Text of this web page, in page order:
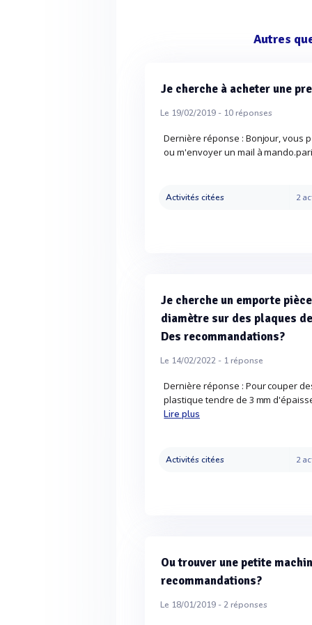
Autres
Je cherche à acheter une
Le 19/02/2019 - 10réponses
Dernière réponse : Bonjour, vous
ou m'envoyer un mail à
Activités citées 2
Je cherche un emporte
diamètre sur des plaques
Des recommandations?
Le 14/02/2022 - 1réponse
Dernière réponse : Pour couper
plastique tendre de 3 mm
Lire plus
Activités citées 2
Ou trouver une petite
recommandations?
Le 18/01/2019 -2réponses